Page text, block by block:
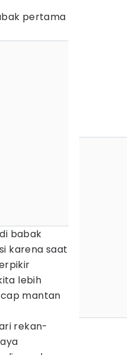
pertama
babak
karena saat
lebih
mantan
rekan-